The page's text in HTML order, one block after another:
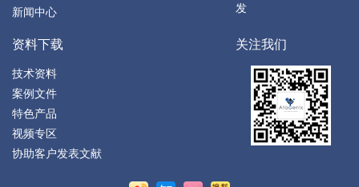
新闻中心
发
资料下载
技术资料
案例文件
特色产品
视频专区
协助客户发表文献
关注我们